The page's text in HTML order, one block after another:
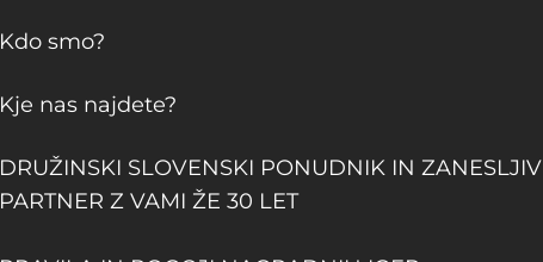
Kdo smo?
Kje nas najdete?
DRUŽINSKI SLOVENSKI PONUDNIK IN ZANESLJIV
PARTNER Z VAMI ŽE 30 LET